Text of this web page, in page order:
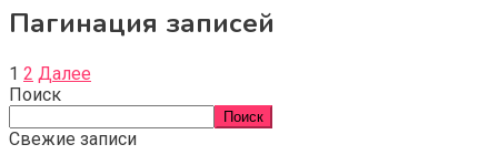
Пагинация записей
1 2 Далее
Поиск
Поиск
Свежие записи